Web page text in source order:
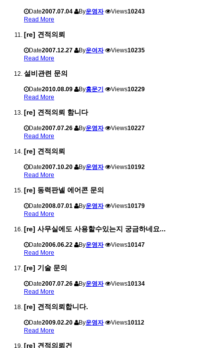
Date2007.07.04 By운영자 Views10243
Read More
[re] 견적의뢰
Date2007.12.27 By운여자 Views10235
Read More
설비관련 문의
Date2010.08.09 By홍문기 Views10229
Read More
[re] 견적의뢰 함니다
Date2007.07.26 By운영자 Views10227
Read More
[re] 견적의뢰
Date2007.10.20 By운영자 Views10192
Read More
[re] 동력판넬 에어콘 문의
Date2008.07.01 By운영자 Views10179
Read More
[re] 사무실에도 사용할수있는지 궁금하네요...
Date2006.06.22 By운영자 Views10147
Read More
[re] 기술 문의
Date2007.07.26 By운영자 Views10134
Read More
[re] 견적의뢰합니다.
Date2009.02.20 By운영자 Views10112
Read More
[re] 견적의뢰건